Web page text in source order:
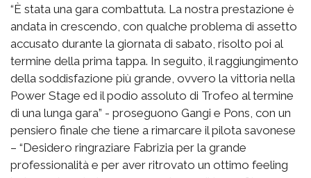
“È stata una gara combattuta. La nostra prestazione è
andata in crescendo, con qualche problema di assetto
accusato durante la giornata di sabato, risolto poi al
termine della prima tappa. In seguito, il raggiungimento
della soddisfazione più grande, ovvero la vittoria nella
Power Stage ed il podio assoluto di Trofeo al termine
di una lunga gara” - proseguono Gangi e Pons, con un
pensiero finale che tiene a rimarcare il pilota savonese
– “Desidero ringraziare Fabrizia per la grande
professionalità e per aver ritrovato un ottimo feeling